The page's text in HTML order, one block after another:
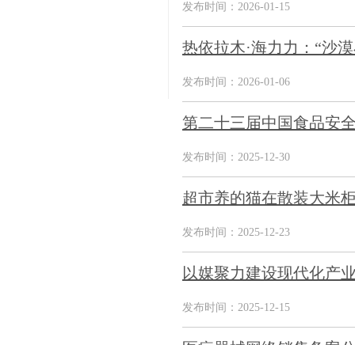
发布时间：2026-01-15
热依拉木·海力力：“沙
发布时间：2026-01-06
第二十三届中国食品安
发布时间：2025-12-30
超市养的猫在散装大米
发布时间：2025-12-23
以媒聚力建设现代化产
发布时间：2025-12-15